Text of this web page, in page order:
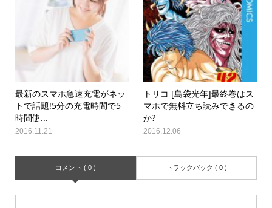
最新のスマホ急速充電がネッ
トで話題!5分の充電時間で5
時間使...
2016.11.21
トリコ [島袋光年]最終巻はス
マホで無料立ち読みできるの
か?
2016.12.06
コメント ( 0 ) トラックバック ( 0 )